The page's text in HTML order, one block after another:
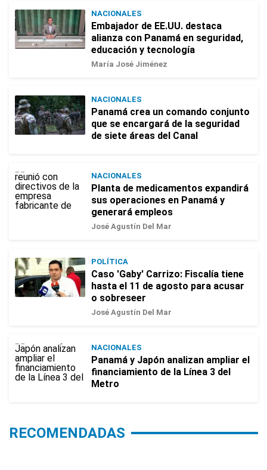
NACIONALES
Embajador de EE.UU. destaca
alianza con Panamá en seguridad,
educación y tecnología
María José Jiménez
NACIONALES
Panamá crea un comando conjunto
que se encargará de la seguridad
de siete áreas del Canal
NACIONALES
Planta de medicamentos expandirá
sus operaciones en Panamá y
generará empleos
José Agustín Del Mar
POLÍTICA
Caso 'Gaby' Carrizo: Fiscalía tiene
hasta el 11 de agosto para acusar
o sobreseer
José Agustín Del Mar
NACIONALES
Panamá y Japón analizan ampliar el
financiamiento de la Línea 3 del
Metro
RECOMENDADAS